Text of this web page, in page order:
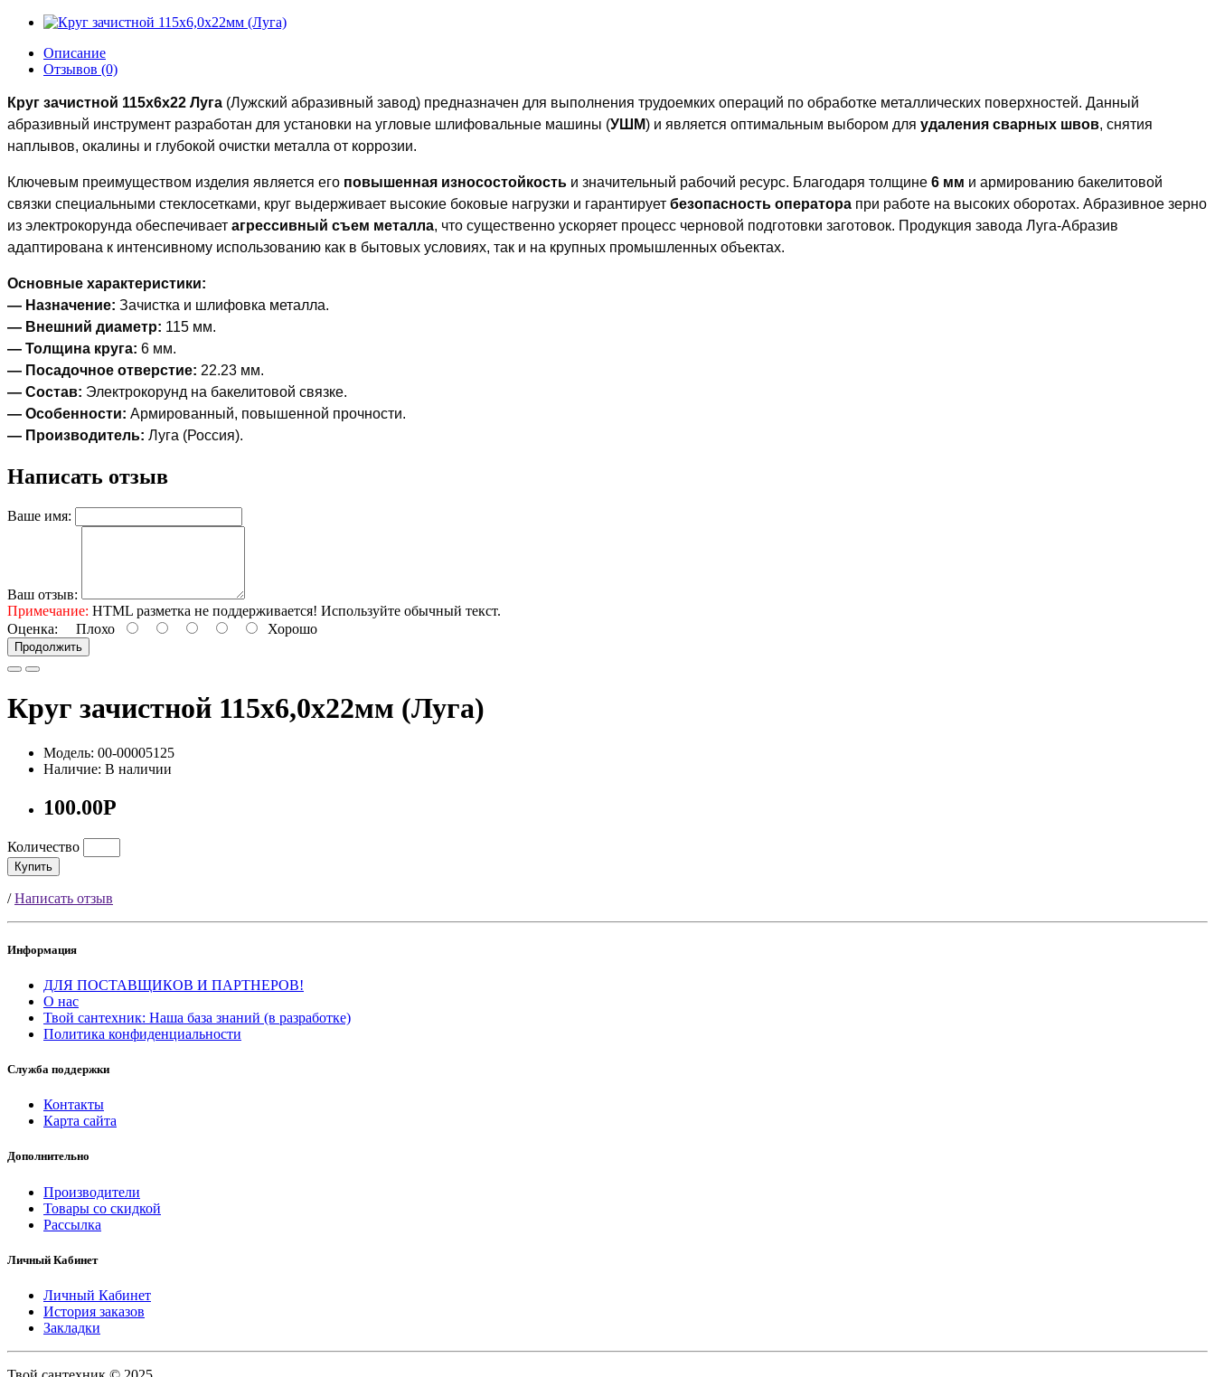
Описание
Отзывов (0)
Круг зачистной 115х6х22 Луга (Лужский абразивный завод) предназначен для выполнения трудоемких операций по обработке металлических поверхностей. Данный
абразивный инструмент разработан для установки на угловые шлифовальные машины (УШМ) и является оптимальным выбором для удаления сварных швов, снятия
наплывов, окалины и глубокой очистки металла от коррозии.
Ключевым преимуществом изделия является его повышенная износостойкость и значительный рабочий ресурс. Благодаря толщине 6 мм и армированию бакелитовой
связки специальными стеклосетками, круг выдерживает высокие боковые нагрузки и гарантирует безопасность оператора при работе на высоких оборотах. Абразивное зерно
из электрокорунда обеспечивает агрессивный съем металла, что существенно ускоряет процесс черновой подготовки заготовок. Продукция завода Луга-Абразив
адаптирована к интенсивному использованию как в бытовых условиях, так и на крупных промышленных объектах.
Основные характеристики:
— Назначение: Зачистка и шлифовка металла.
— Внешний диаметр: 115 мм.
— Толщина круга: 6 мм.
— Посадочное отверстие: 22.23 мм.
— Состав: Электрокорунд на бакелитовой связке.
— Особенности: Армированный, повышенной прочности.
— Производитель: Луга (Россия).
Написать отзыв
Ваше имя:
Ваш отзыв:
Примечание: HTML разметка не поддерживается! Используйте обычный текст.
Оценка: Плохо Хорошо
Продолжить
Круг зачистной 115х6,0х22мм (Луга)
Модель: 00-00005125
Наличие: В наличии
100.00Р
Количество
Купить
/Написать отзыв
Информация
ДЛЯ ПОСТАВЩИКОВ И ПАРТНЕРОВ!
О нас
Твой сантехник: Наша база знаний (в разработке)
Политика конфиденциальности
Служба поддержки
Контакты
Карта сайта
Дополнительно
Производители
Товары со скидкой
Рассылка
Личный Кабинет
Личный Кабинет
История заказов
Закладки